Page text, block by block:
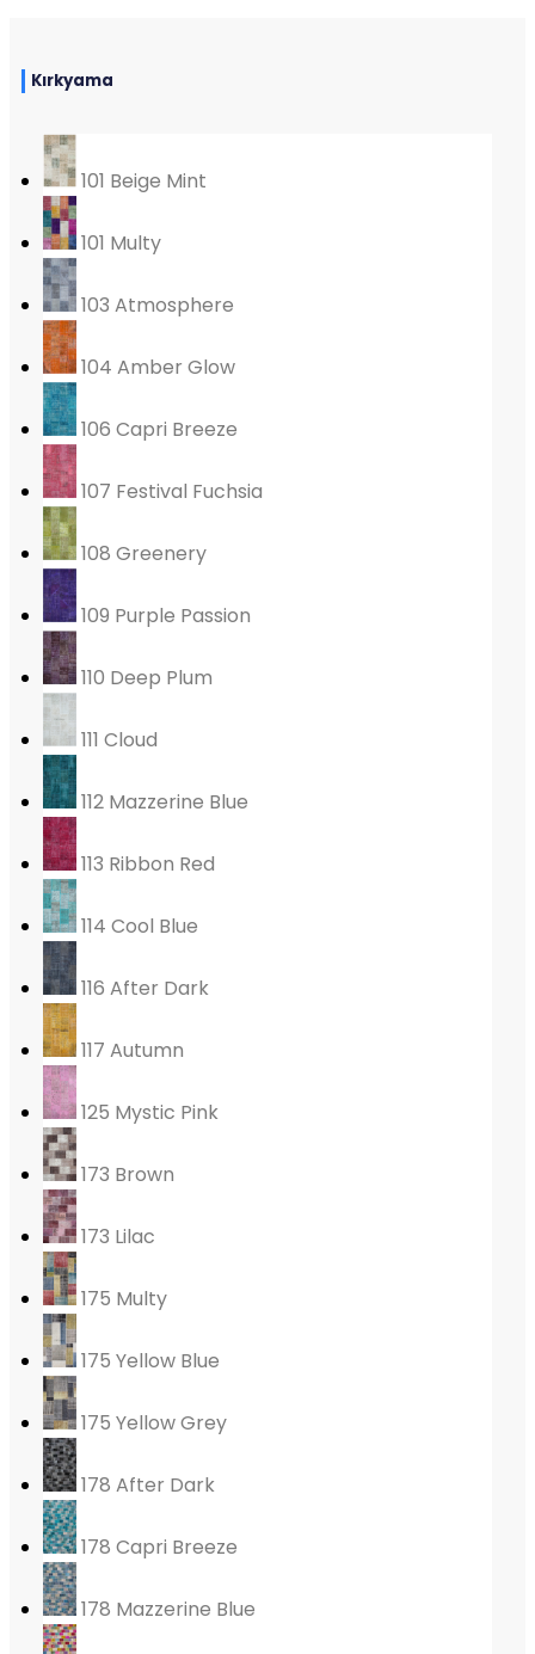
Kırkyama
101 Beige Mint
101 Multy
103 Atmosphere
104 Amber Glow
106 Capri Breeze
107 Festival Fuchsia
108 Greenery
109 Purple Passion
110 Deep Plum
111 Cloud
112 Mazzerine Blue
113 Ribbon Red
114 Cool Blue
116 After Dark
117 Autumn
125 Mystic Pink
173 Brown
173 Lilac
175 Multy
175 Yellow Blue
175 Yellow Grey
178 After Dark
178 Capri Breeze
178 Mazzerine Blue